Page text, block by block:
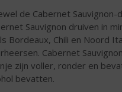
de Cabernet
Sauvignon druiven in
Bordeaux, Chili en Noord
Cabernet
zijn voller, ronder en
bevatten.